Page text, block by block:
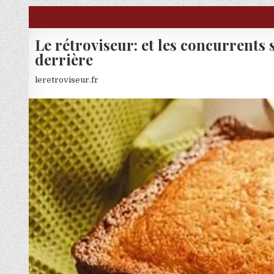
Skip to content
Le rétroviseur: et les concurrents
derrière
leretroviseur.fr